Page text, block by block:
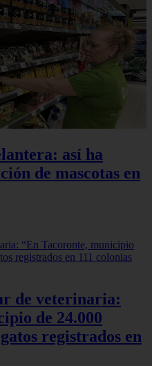
así ha
de mascotas en
de veterinaria:
de 24.000
registrados en